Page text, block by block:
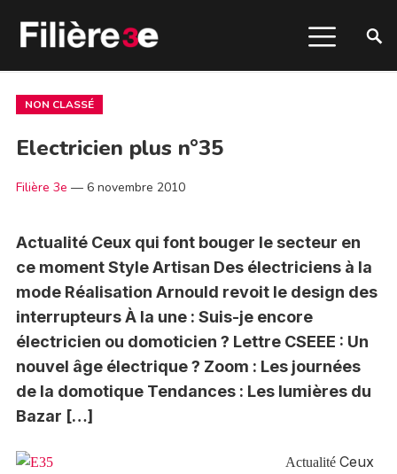
NON CLASSÉ
Electricien plus n°35
Filière 3e — 6 novembre 2010
Actualité Ceux qui font bouger le secteur en
ce moment Style Artisan Des électriciens à la
mode Réalisation Arnould revoit le design des
interrupteurs À la une : Suis-je encore
électricien ou domoticien ? Lettre CSEEE : Un
nouvel âge électrique ? Zoom : Les journées
de la domotique Tendances : Les lumières du
Bazar […]
Actualité Ceux